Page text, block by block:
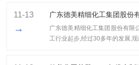
11-13
→
广东德美精细化工集团股份
广东德美精细化工集团股份有限
工行业起步,经过30多年的发展,现